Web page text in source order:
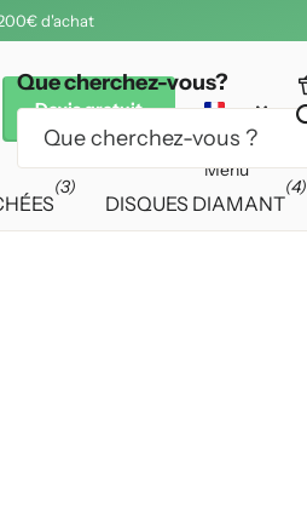
d'achat
Que cherchez-vous?
Devis gratuit
Menu
(3)
DISQUES DIAMANT
(4)